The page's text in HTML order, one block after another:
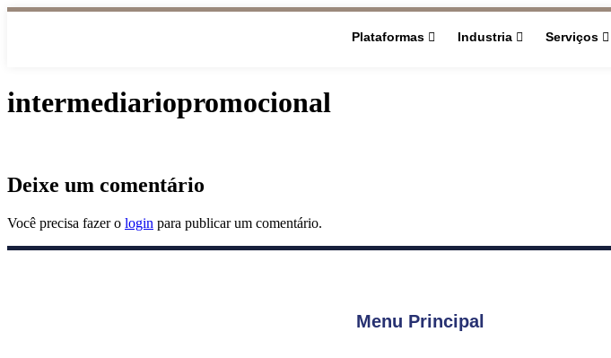
Plataformas Industria Serviços
intermediariopromocional
Deixe um comentário
Você precisa fazer o login para publicar um comentário.
Menu Principal